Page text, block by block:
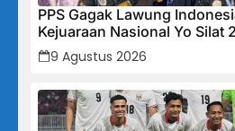
PPS Gagak Lawung
Kejuaraan Nasional Yo Silat
Medali Emas
9 Agustus 2026